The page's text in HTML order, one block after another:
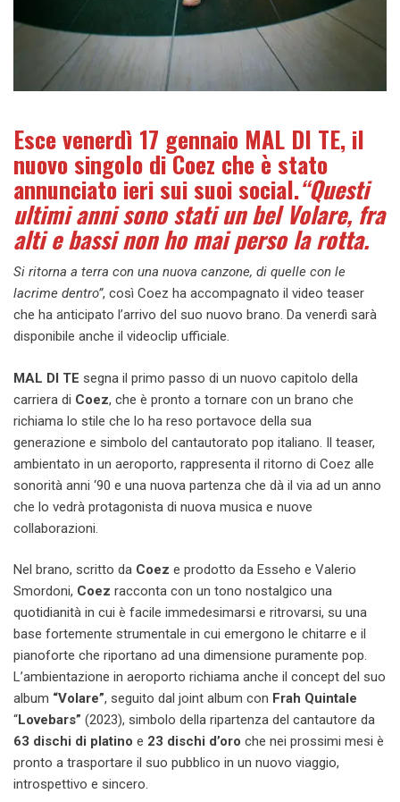
Esce venerdì 17 gennaio MAL DI TE, il
nuovo singolo di Coez che è stato
annunciato ieri sui suoi social.“Questi
ultimi anni sono stati un bel Volare, fra
alti e bassi non ho mai perso la rotta.
Si ritorna a terra con una nuova canzone, di quelle con le
lacrime dentro”, così Coez ha accompagnato il video teaser
che ha anticipato l’arrivo del suo nuovo brano. Da venerdì sarà
disponibile anche il videoclip ufficiale.
MAL DI TE segna il primo passo di un nuovo capitolo della
carriera di Coez, che è pronto a tornare con un brano che
richiama lo stile che lo ha reso portavoce della sua
generazione e simbolo del cantautorato pop italiano. Il teaser,
ambientato in un aeroporto, rappresenta il ritorno di Coez alle
sonorità anni ‘90 e una nuova partenza che dà il via ad un anno
che lo vedrà protagonista di nuova musica e nuove
collaborazioni.
Nel brano, scritto da Coez e prodotto da Esseho e Valerio
Smordoni, Coez racconta con un tono nostalgico una
quotidianità in cui è facile immedesimarsi e ritrovarsi, su una
base fortemente strumentale in cui emergono le chitarre e il
pianoforte che riportano ad una dimensione puramente pop.
L’ambientazione in aeroporto richiama anche il concept del suo
album “Volare”, seguito dal joint album con Frah Quintale
“Lovebars” (2023), simbolo della ripartenza del cantautore da
63 dischi di platino e 23 dischi d’oro che nei prossimi mesi è
pronto a trasportare il suo pubblico in un nuovo viaggio,
introspettivo e sincero.